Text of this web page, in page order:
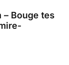
– Bouge tes